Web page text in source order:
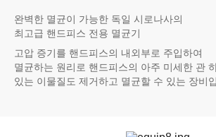
완벽한 멸균이 가능한 독일 시로나사의
최고급 핸드피스 전용 멸균기
고압 증기를 핸드피스의 내외부로 주입하여
멸균하는 원리로 핸드피스의 아주 미세한 관
있는 이물질도 제거하고 멸균할 수 있는 장비